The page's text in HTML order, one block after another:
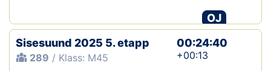
OJ
Sisesuund 2025 5. etapp
289 / Klass: M45
00:24:40
+00:13